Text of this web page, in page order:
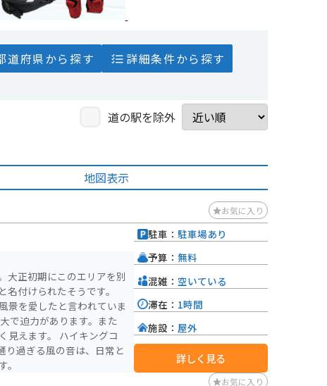
道府県から探す
詳細条件から探す
道の駅を除外
地図表示
お気に入り
大正初期にこのエリアを別
付けられたそうです。
景を愛したと言われていま
で迫力があります。また
見えます。 ハイキングコ
り過ぎる風の音は、日常と
駐車： 駐車場あり
予算： 無料
混雑： 空いている
滞在： 1時間
施設： 屋外
詳しく見る
お気に入り